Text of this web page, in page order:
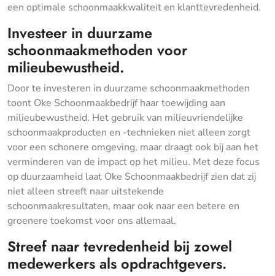
een optimale schoonmaakkwaliteit en klanttevredenheid.
Investeer in duurzame
schoonmaakmethoden voor
milieubewustheid.
Door te investeren in duurzame schoonmaakmethoden
toont Oke Schoonmaakbedrijf haar toewijding aan
milieubewustheid. Het gebruik van milieuvriendelijke
schoonmaakproducten en -technieken niet alleen zorgt
voor een schonere omgeving, maar draagt ook bij aan het
verminderen van de impact op het milieu. Met deze focus
op duurzaamheid laat Oke Schoonmaakbedrijf zien dat zij
niet alleen streeft naar uitstekende
schoonmaakresultaten, maar ook naar een betere en
groenere toekomst voor ons allemaal.
Streef naar tevredenheid bij zowel
medewerkers als opdrachtgevers.